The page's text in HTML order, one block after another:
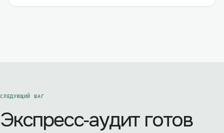
СЛЕДУЮЩИЙ ШАГ
Экспресс‑аудит готов